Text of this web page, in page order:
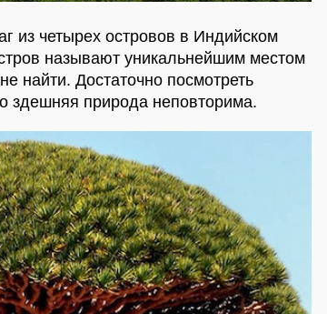
из четырех островов в Индийском
называют уникальнейшим местом
найти. Достаточно посмотреть
здешняя природа неповторима.